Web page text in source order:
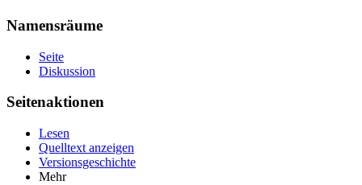
Namensräume
Seite
Diskussion
Seitenaktionen
Lesen
Quelltext anzeigen
Versionsgeschichte
Mehr